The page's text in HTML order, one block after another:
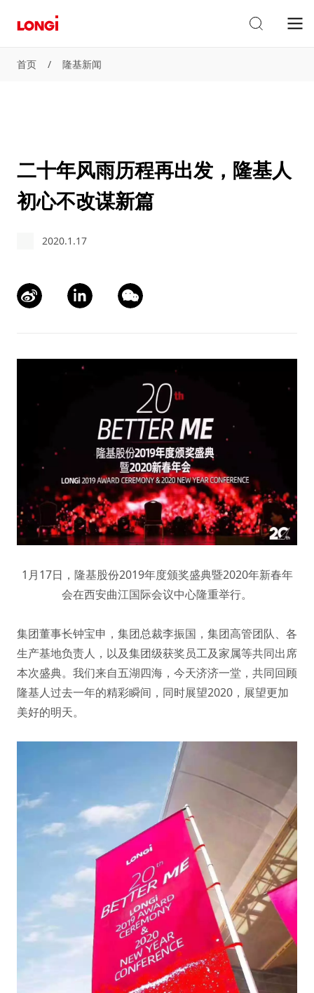
首页 / 隆基新闻
二十年风雨历程再出发，隆基人
初心不改谋新篇
2020.1.17
1月17日，隆基股份2019年度颁奖盛典暨2020年新春年
会在西安曲江国际会议中心隆重举行。
集团董事长钟宝申，集团总裁李振国，集团高管团队、各
生产基地负责人，以及集团级获奖员工及家属等共同出席
本次盛典。我们来自五湖四海，今天济济一堂，共同回顾
隆基人过去一年的精彩瞬间，同时展望2020，展望更加
美好的明天。